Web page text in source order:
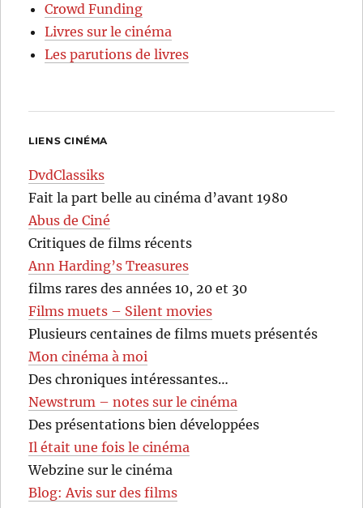
Crowd Funding
Livres sur le cinéma
Les parutions de livres
LIENS CINÉMA
DvdClassiks
Fait la part belle au cinéma d’avant 1980
Abus de Ciné
Critiques de films récents
Ann Harding’s Treasures
films rares des années 10, 20 et 30
Films muets – Silent movies
Plusieurs centaines de films muets présentés
Mon cinéma à moi
Des chroniques intéressantes…
Newstrum – notes sur le cinéma
Des présentations bien développées
Il était une fois le cinéma
Webzine sur le cinéma
Blog: Avis sur des films